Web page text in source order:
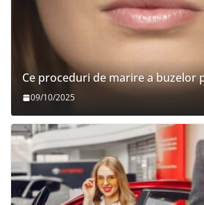
Ce proceduri de marire a buzelor
09/10/2025